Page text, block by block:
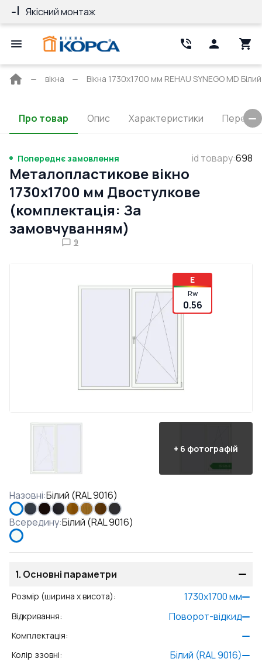
Якісний монтаж
Головна
вікна Вікна 1730x1700 мм REHAU SYNEGO MD
Про товар Опис Характеристики
Попереднє замовлення id товару:698
Металопластикове вікно
1730x1700 мм Двостулкове
(комплектація: За
замовчуванням)
9
E
Rw
0.56
+ 6 фотографій
Назовні:Білий (RAL 9016)
Всередину:Білий (RAL 9016)
1. Основні параметри
Розмір (ширина x висота): 1730x1700мм
Відкривання: Поворот-відкид
Комплектація:
Колір ззовні: Білий (RAL 9016)